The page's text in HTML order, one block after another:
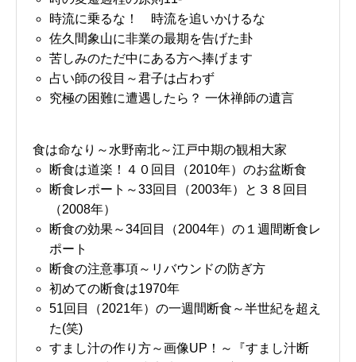
時流に乗るな！ 時流を追いかけるな
佐久間象山に非業の最期を告げた卦
苦しみのただ中にある方へ捧げます
占い師の役目～君子は占わず
究極の困難に遭遇したら？ 一休禅師の遺言
食は命なり～水野南北～江戸中期の観相大家
断食は道楽！４０回目（2010年）のお盆断食
断食レポート～33回目（2003年）と３８回目
（2008年）
断食の効果～34回目（2004年）の１週間断食レ
ポート
断食の注意事項～リバウンドの防ぎ方
初めての断食は1970年
51回目（2021年）の一週間断食～半世紀を超え
た(笑)
すまし汁の作り方～画像UP！～『すまし汁断